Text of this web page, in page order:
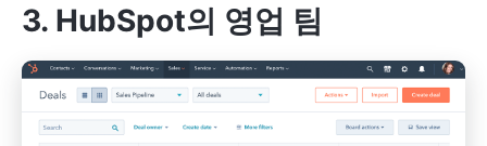
3. HubSpot의 영업 팀